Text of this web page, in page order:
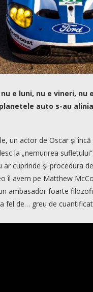
e luni, nu e vineri,
auto s-au
un actor de Oscar și
la „nemurirea
cuprinde și procedura
îl avem pe Matthew
ambasador foarte
fel de… greu de